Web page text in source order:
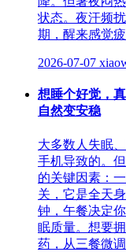
状态。夜汗频
期，醒来感觉
2026-07-07
想睡个好觉，
自然变安稳
大多数人失眠
手机导致的。
的关键因素：
关，它是全天
钟，午餐决定
眠质量。想要
药，从三餐微